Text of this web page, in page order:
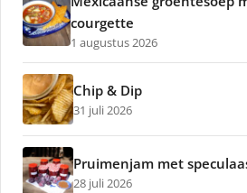
courgette
1 augustus 2026
Chip & Dip
31 juli 2026
Pruimenjam met
28 juli 2026